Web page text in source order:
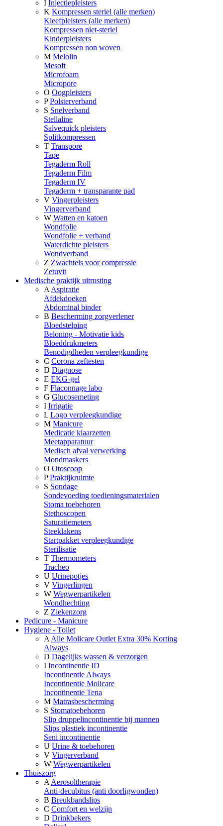
I Injectiepleisters
K Kompressen steriel (alle merken)
Kleefpleisters (alle merken)
Kompressen niet-steriel
Kinderpleisters
Kompressen non woven
M Melolin
Mesoft
Microfoam
Micropore
O Oogpleisters
P Polsterverband
S Snelverband
Stellaline
Salvequick pleisters
Splitkompressen
T Transpore
Tape
Tegaderm Roll
Tegaderm Film
Tegaderm IV
Tegaderm + transparante pad
V Vingerpleisters
Vingerverband
W Watten en katoen
Wondfolie
Wondfolie + verband
Waterdichte pleisters
Wondverband
Z Zwachtels voor compressie
Zetuvit
Medische praktijk uitrusting
A Aspiratie
Afdekdoeken
Abdominal binder
B Bescherming zorgverlener
Bloedstelping
Beloning - Motivatie kids
Bloeddrukmeters
Benodigdheden verpleegkundige
C Corona zeftesten
D Diagnose
E EKG-gel
F Flaconnage labo
G Glucosemeting
I Irrigatie
L Logo verpleegkundige
M Manicure
Medicatie klaarzetten
Meetapparatuur
Medisch afval verwerking
Mondmaskers
O Otoscoop
P Praktijkruimte
S Sondage
Sondevoeding toedieningsmaterialen
Stoma toebehoren
Stethoscopen
Saturatiemeters
Steeklakens
Startpakket verpleegkundige
Sterilisatie
T Thermometers
Tracheo
U Urinepotjes
V Vingerlingen
W Wegwerpartikelen
Wondhechting
Z Ziekenzorg
Pedicure - Manicure
Hygiene - Toilet
A Alle Molicare Outlet Extra 30% Korting
Always
D Dagelijks wassen & verzorgen
I Incontinentie ID
Incontinentie Always
Incontinentie Molicare
Incontinentie Tena
M Matrasbescherming
S Stomatoebehoren
Slip druppelincontinentie bij mannen
Slips plastiek incontinentie
Seni incontinentie
U Urine & toebehoren
V Vingerverband
W Wegwerpartikelen
Thuiszorg
A Aerosoltherapie
Anti-decubitus (anti doorligwonden)
B Breukbandslips
C Comfort en welzijn
D Drinkbekers